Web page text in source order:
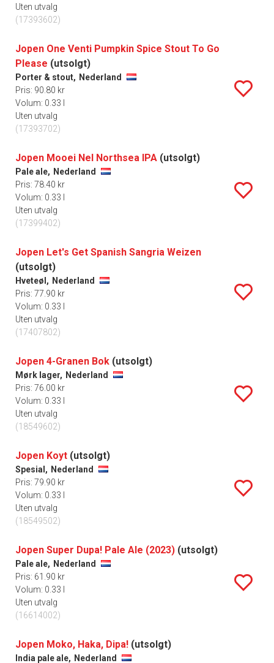
Uten utvalg
(17393602)
Jopen One Venti Pumpkin Spice Stout To Go
Please (utsolgt)
Porter & stout, Nederland
Pris: 90.80 kr
Volum: 0.33 l
Uten utvalg
(17393702)
Jopen Mooei Nel Northsea IPA (utsolgt)
Pale ale, Nederland
Pris: 78.40 kr
Volum: 0.33 l
Uten utvalg
(17399402)
Jopen Let's Get Spanish Sangria Weizen
(utsolgt)
Hveteøl, Nederland
Pris: 77.90 kr
Volum: 0.33 l
Uten utvalg
(17407802)
Jopen 4-Granen Bok (utsolgt)
Mørk lager, Nederland
Pris: 76.00 kr
Volum: 0.33 l
Uten utvalg
(18549602)
Jopen Koyt (utsolgt)
Spesial, Nederland
Pris: 79.90 kr
Volum: 0.33 l
Uten utvalg
(18549502)
Jopen Super Dupa! Pale Ale (2023) (utsolgt)
Pale ale, Nederland
Pris: 61.90 kr
Volum: 0.33 l
Uten utvalg
(16614002)
Jopen Moko, Haka, Dipa! (utsolgt)
India pale ale, Nederland